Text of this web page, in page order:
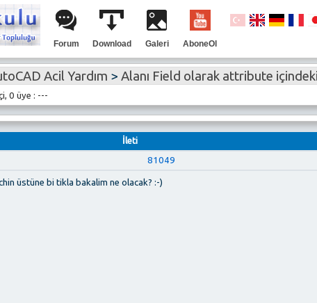
Forum Download Galeri AboneOl
Acil Yardım > Alanı Field olarak attribute
0 üye : ---
İleti
81049
üstüne bi tikla bakalim ne olacak? :-)